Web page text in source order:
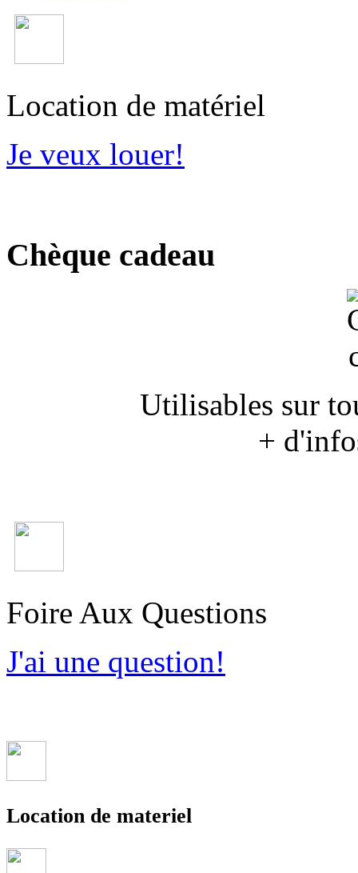
Location de matériel
Je veux louer!
Chèque cadeau
Utilisables sur
+
Foire Aux Questions
J'ai une question!
Location de materiel